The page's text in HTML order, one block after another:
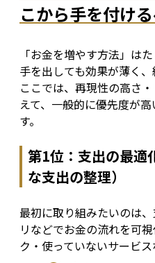
こから手を付け
「お金を増やす方法」は
手を出しても効果が薄く、
ここでは、再現性の高さ
えて、一般的に優先度が
す。
第1位：支出の最適
な支出の整理）
最初に取り組みたいのは
リなどでお金の流れを可
ク・使っていないサービス